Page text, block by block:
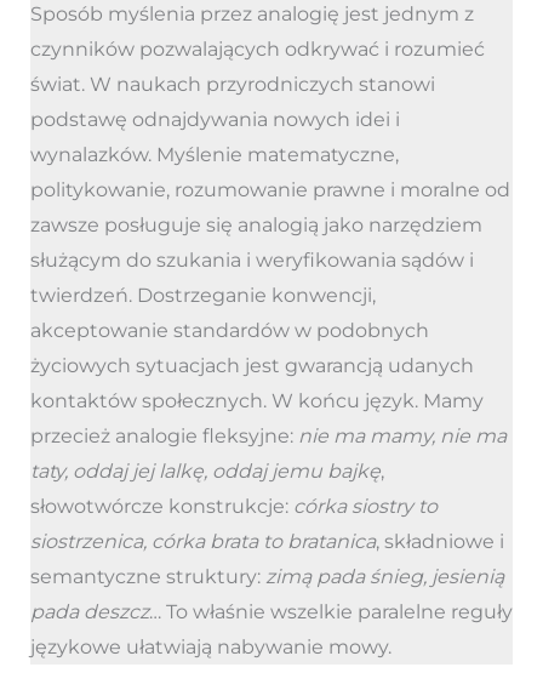
Sposób myślenia przez analogię jest jednym z
czynników pozwalających odkrywać i rozumieć
świat. W naukach przyrodniczych stanowi
podstawę odnajdywania nowych idei i
wynalazków. Myślenie matematyczne,
politykowanie, rozumowanie prawne i moralne od
zawsze posługuje się analogią jako narzędziem
służącym do szukania i weryfikowania sądów i
twierdzeń. Dostrzeganie konwencji,
akceptowanie standardów w podobnych
życiowych sytuacjach jest gwarancją udanych
kontaktów społecznych. W końcu język. Mamy
przecież analogie fleksyjne: nie ma mamy, nie ma
taty, oddaj jej lalkę, oddaj jemu bajkę,
słowotwórcze konstrukcje: córka siostry to
siostrzenica, córka brata to bratanica, składniowe i
semantyczne struktury:zimą pada śnieg, jesienią
pada deszcz… To właśnie wszelkie paralelne reguły
językowe ułatwiają nabywanie mowy.